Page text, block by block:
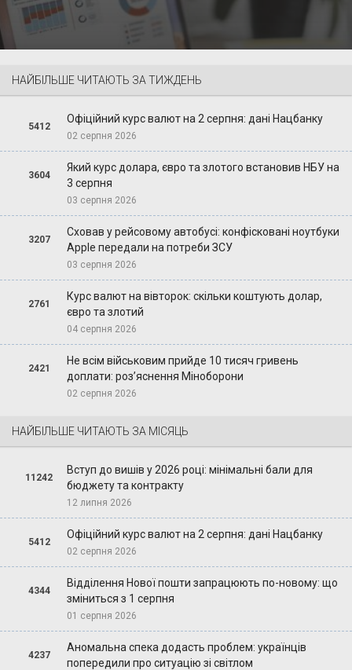
НАЙБІЛЬШЕ ЧИТАЮТЬ ЗА ТИЖДЕНЬ
5412
Офіційний курс валют на 2 серпня: дані Нацбанку
02 серпня 2026
3604
Який курс долара, євро та злотого встановив НБУ на
3 серпня
03 серпня 2026
3207
Сховав у рейсовому автобусі: конфісковані ноутбуки
Apple передали на потреби ЗСУ
03 серпня 2026
2761
Курс валют на вівторок: скільки коштують долар,
євро та злотий
04 серпня 2026
2421
Не всім військовим прийде 10 тисяч гривень
доплати: роз’яснення Міноборони
02 серпня 2026
НАЙБІЛЬШЕ ЧИТАЮТЬ ЗА МІСЯЦЬ
11242
Вступ до вишів у 2026 році: мінімальні бали для
бюджету та контракту
12 липня 2026
5412
Офіційний курс валют на 2 серпня: дані Нацбанку
02 серпня 2026
4344
Відділення Нової пошти запрацюють по-новому: що
зміниться з 1 серпня
01 серпня 2026
4237
Аномальна спека додасть проблем: українців
попередили про ситуацію зі світлом